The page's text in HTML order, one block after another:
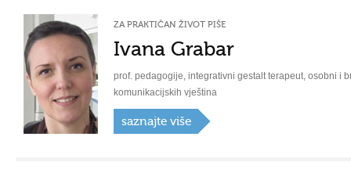
ZA PRAKTIČAN ŽIVOT PIŠE
Ivana Grabar
prof. pedagogije, integrativni gestalt terapeut, osobni i
komunikacijskih vještina
saznajte više